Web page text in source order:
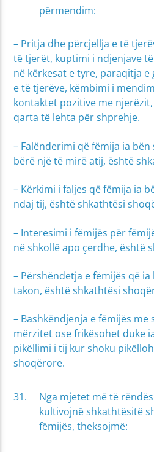
përmendim:
– Pritja dhe përcjellja e të
të tjerët, kuptimi i ndjenjave
në kërkesat e tyre, paraqitja
e të tjerëve, këmbimi i
kontaktet pozitive me
qarta të lehta për shprehje.
– Falënderimi që fëmija ia
bërë një të mirë atij, është
– Kërkimi i faljes që fëmija ia
ndaj tij, është shkathtësi
– Interesimi i fëmijës për
në shkollë apo çerdhe, është
– Përshëndetja e fëmijës që
takon, është shkathtësi
– Bashkëndjenja e fëmijës me
mërzitet ose frikësohet duke
pikëllimi i tij kur shoku
shoqërore.
Nga mjetet më të
kultivojnë shkathtësitë
fëmijës, theksojmë: